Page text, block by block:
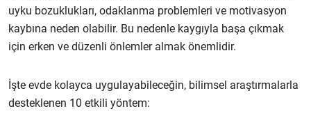
uyku bozuklukları, odaklanma problemleri ve motivasyon
kaybına neden olabilir. Bu nedenle kaygıyla başa çıkmak
için erken ve düzenli önlemler almak önemlidir.
İşte evde kolayca uygulayabileceğin, bilimsel araştırmalarla
desteklenen 10 etkili yöntem: